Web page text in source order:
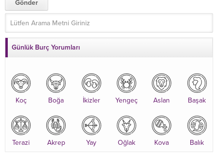
Günlük Burç Yorumları
Koç Boğa İkizler Yengeç Aslan Başak
Terazi Akrep Yay Oğlak Kova Balık